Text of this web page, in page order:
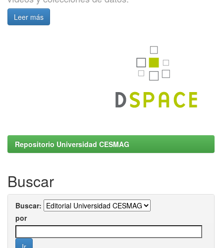
Leer más
Repositorio Universidad CESMAG
Buscar
Buscar:
por